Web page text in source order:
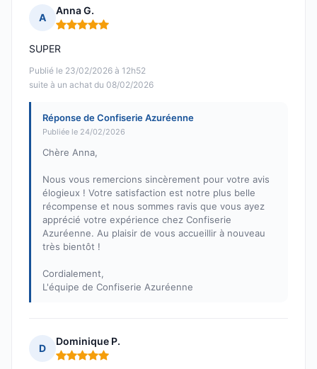
A
Anna G.
Note : 5 sur 5
Publié le 23/02/2026 à 12h52
suite à un achat du 08/02/2026
SUPER
Réponse de Confiserie Azuréenne
Publiée le 24/02/2026
Chère Anna,
Nous vous remercions sincèrement pour votre avis
élogieux ! Votre satisfaction est notre plus belle
récompense et nous sommes ravis que vous ayez
apprécié votre expérience chez Confiserie
Azuréenne. Au plaisir de vous accueillir à nouveau
très bientôt !
Cordialement,
L'équipe de Confiserie Azuréenne
D
Dominique P.
Note : 5 sur 5